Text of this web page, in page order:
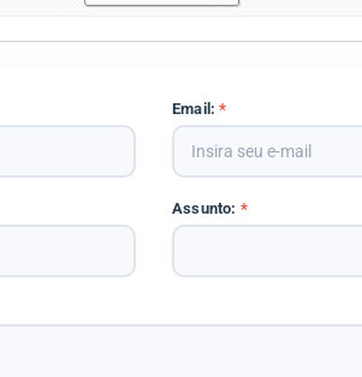
Email:*
Assunto: *